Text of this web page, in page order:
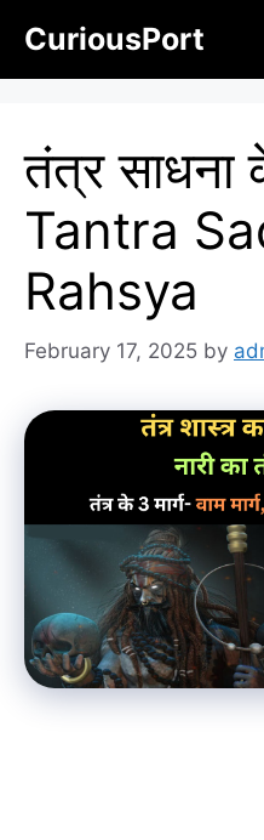
content
CuriousPort
तंत्र साधना
Tantra
Rahsya
February 17, 2025 by